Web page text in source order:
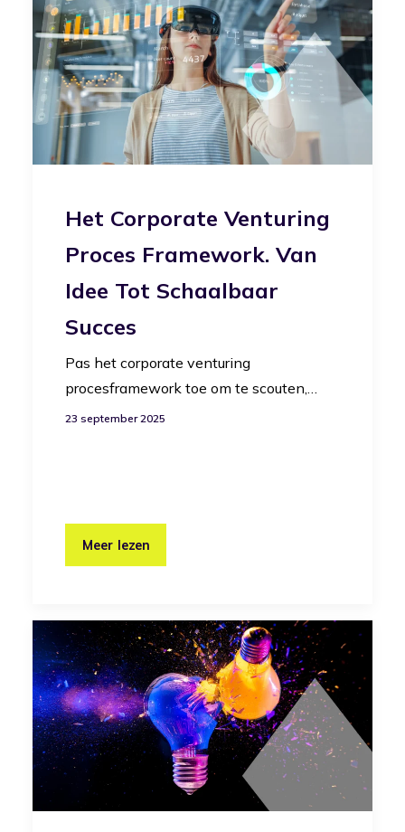
Het Corporate Venturing
Proces Framework. Van
Idee Tot Schaalbaar
Succes
Pas het corporate venturing
procesframework toe om te scouten,…
23 september 2025
Meer lezen